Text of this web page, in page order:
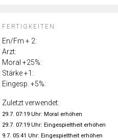
FERTIGKEITEN:
En/Fm + 2:
Arzt:
Moral +25%:
Stärke +1:
Eingesp. +5%:
Zuletzt verwendet:
29.7. 07:19 Uhr: Moral erhöhen
29.7. 07:19 Uhr: Eingespieltheit erhöhen
9.7. 05:41 Uhr: Eingespieltheit erhöhen